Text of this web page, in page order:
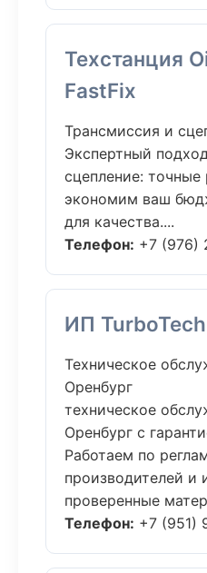
Техстанция
FastFix
Трансмиссия и
Экспертный
сцепление:
экономим ваш
для качества....
Телефон: +7 (976)
ИП
Техническое
Оренбург
техническое
Оренбург с
Работаем по
производителей и
проверенные
Телефон: +7 (951)